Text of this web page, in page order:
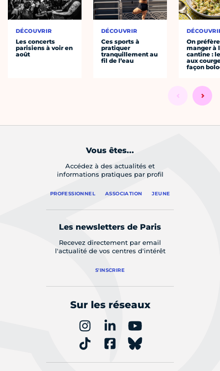
DÉCOUVRIR
Les concerts
parisiens à voir en
août
DÉCOUVRIR
Ces sports à
pratiquer
tranquillement au
fil de l’eau
On préfère
manger à
cantine :
aux
façon
Vous êtes...
Accédez à des actualités et
informations pratiques par profil
PROFESSIONNEL ASSOCIATION JEUNE
Les newsletters de Paris
Recevez directement par email
l'actualité de vos centres d'intérêt
S'INSCRIRE
Sur les réseaux